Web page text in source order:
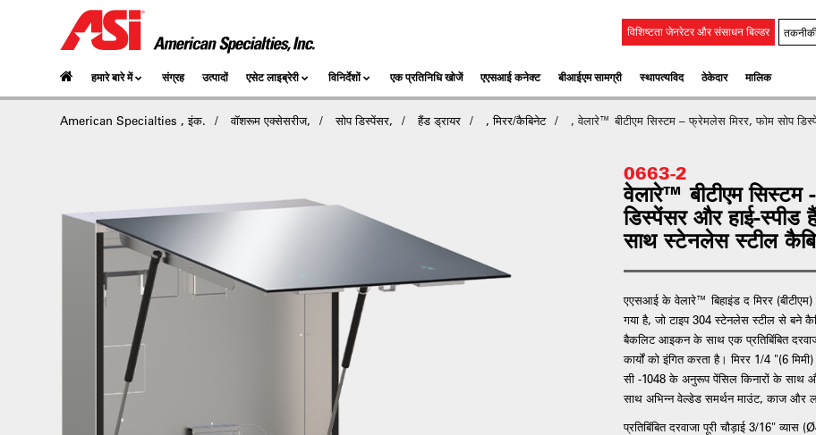
विशिष्टता जेनरेटर और संसाधन बिल्डर
हमारे बारे में संग्रह उत्पादों एसेट लाइब्रेरी विनिर्देशों एक प्रतिनिधि खोजें एएसआई कनेक्ट बीआईएम सामग्री स्‍थापत्‍यविद ठेकेदार मालिक
American Specialties , इंक. वॉशरूम एक्सेसरीज, सोप डिस्पेंसर, हैंड ड्रायर , मिरर/कैबिनेट , वेलारे™ बीटीएम सिस्टम – फ्रेमलेस मिरर, फोम सोप
0663-2
वेलारे™ बीटीएम
डिस्पेंसर और हाई-
साथ स्टेनलेस स्टील
एएसआई के वेलारे™ बिहाइंड द मिरर
गया है, जो टाइप 304 स्टेनलेस स्टील से बने
बैकलिट आइकन के साथ एक प्रतिबिंबित
कार्यों को इंगित करता है। मिरर 1/4 "(6
सी -1048 के अनुरूप पेंसिल किनारों के साथ
साथ अभिन्न वेल्डेड समर्थन माउंट, काज
प्रतिबिंबित दरवाजा पूरी चौड़ाई 3/16"